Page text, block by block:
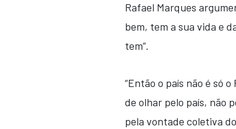
Rafael Marques
bem, tem a sua vida e
tem”.
“Então o país não é só
de olhar pelo país, não
pela vontade coletiva